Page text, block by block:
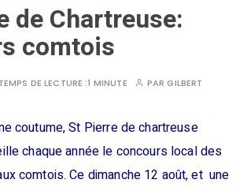
de Chartreuse:
comtois
TEMPS DE LECTURE :1 MINUTE PARGILBERT
coutume, St Pierre de chartreuse
chaque année le concours local des
comtois. Ce dimanche 12 août, et une